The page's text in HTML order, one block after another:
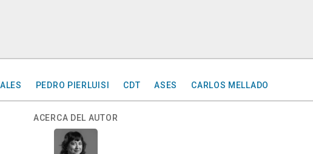
PEDRO PIERLUISI CDT ASES CARLOS MELLADO
ACERCA DEL AUTOR